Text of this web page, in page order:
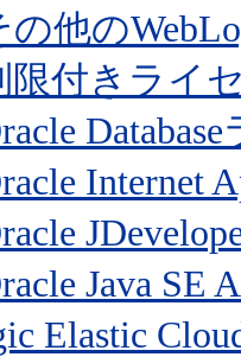
の他の
限付きライ
Internet
Java SE
Elastic